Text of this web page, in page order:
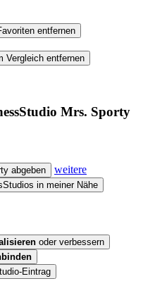
entfernen
Vergleich entfernen
Mrs. Sporty
abgeben
weitere
in meiner Nähe
oder verbessern
Eintrag